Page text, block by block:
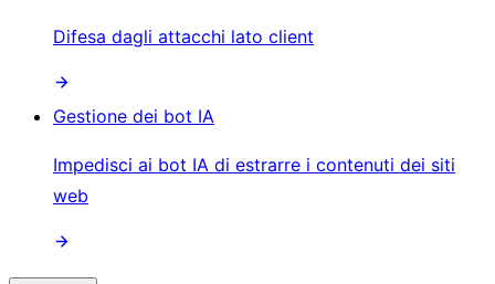
Difesa dagli attacchi lato client
Gestione dei bot IA
Impedisci ai bot IA di estrarre i contenuti dei siti
web